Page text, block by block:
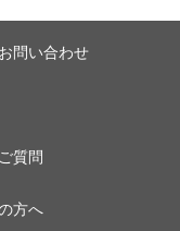
問い合わせ
質問
方へ